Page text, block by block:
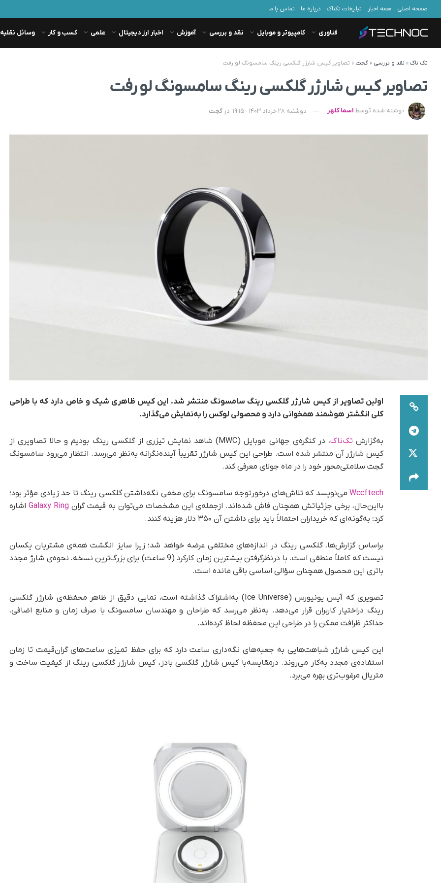
صفحه اصلی همه اخبار تبلیغات تکناک درباره ما تماس با ما
فناوری کامپیوتر و موبایل نقد و بررسی آموزش اخبار ارز دیجیتال علمی کسب و کار وسائل نقلیه
تک ناک» نقد و بررسی » گجت » تصاویر کیس شارژر گلکسی رینگ سامسونگ لو رفت
تصاویر کیس شارژر گلکسی رینگ سامسونگ لو رفت
نوشته شده توسط اسما کلهر دوشنبه 28 خرداد 1403 - 19:15 در گجت
اولین تصاویر از کیس شارژر گلکسی رینگ سامسونگ منتشر شد. این کیس ظاهری شیک و خاص دارد که با طراحی
کلی انگشتر هوشمند همخوانی دارد و محصولی لوکس را به‌نمایش می‌گذارد.
به‌گزارش تک‌ناک
، در کنگره‌ی جهانی موبایل (MWC) شاهد نمایش تیزری از گلکسی رینگ بودیم و حالا تصاویری از
کیس شارژر آن منتشر شده است. طراحی این کیس شارژر تقریباْ آینده‌نگرانه به‌نظر می‌رسد. انتظار می‌رود سامسونگ
گجت سلامتی‌محور خود را در ماه جولای معرفی کند.
Wccftech می‌نویسد که تلاش‌های درخورتوجه سامسونگ برای مخفی نگه‌داشتن گلکسی رینگ تا حد زیادی مؤثر بود؛
بااین‌حال، برخی جزئیاتش همچنان فاش شده‌اند. از‌جمله‌ی این مشخصات می‌توان به قیمت گران Galaxy Ring اشاره
کرد؛ به‌گونه‌ای که خریداران احتمالاً باید برای داشتن آن ۳۵۰ دلار هزینه کنند.
براساس گزارش‌ها، گلکسی رینگ در اندازه‌های مختلفی عرضه خواهد شد؛ زیرا سایز انگشت همه‌ی مشتریان یکسان
نیست که کاملاً منطقی است. با در‌نظر‌گرفتن بیشترین زمان کارکرد (9 ساعت) برای بزرگ‌ترین نسخه، نحوه‌ی شارژ مجدد
باتری این محصول همچنان سؤالی اساسی باقی مانده است.
تصویری که آیس یونیورس (Ice Universe) به‌اشتراک گذاشته است، نمایی دقیق از ظاهر محفظه‌ی شارژر گلکسی
رینگ در‌اختیار کاربران قرار می‌دهد. به‌نظر می‌رسد که طراحان و مهندسان سامسونگ با صرف زمان و منابع اضافی،
حداکثر ظرافت ممکن را در طراحی این محفظه لحاظ کرده‌اند.
این کیس شارژر شباهت‌هایی به جعبه‌های نگه‌داری ساعت دارد که برای حفظ تمیزی ساعت‌های گران‌قیمت تا زمان
استفاده‌ی مجدد به‌کار می‌روند. در‌مقایسه‌با کیس شارژر گلکسی بادز، کیس شارژر گلکسی رینگ از کیفیت ساخت و
متریال مرغوب‌تری بهره می‌برد.